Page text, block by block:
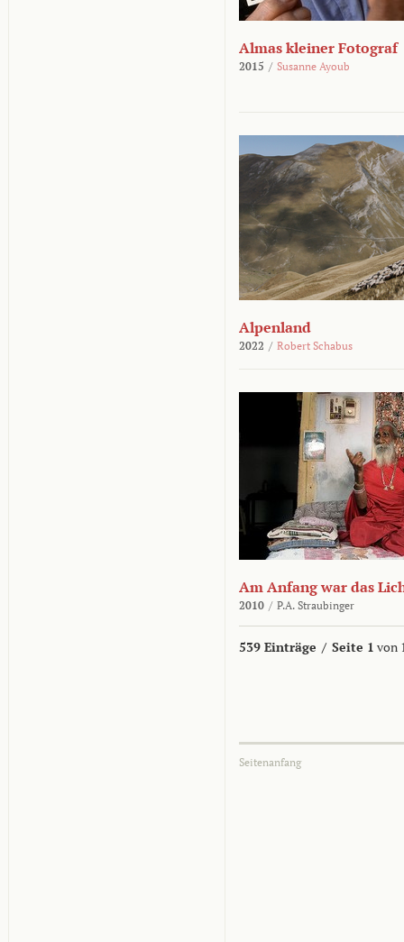
Almas kleiner Fotograf
2015 / Susanne Ayoub
Alpenland
2022 / Robert Schabus
Am Anfang war das
2010 / P.A. Straubinger
539 Einträge / Seite 1 von
Seitenanfang